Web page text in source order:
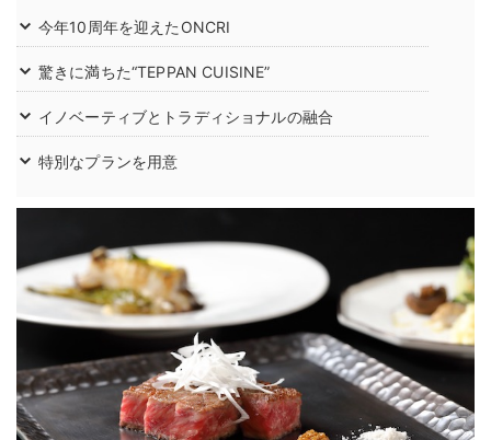
今年10周年を迎えたONCRI
驚きに満ちた“TEPPAN CUISINE”
イノベーティブとトラディショナルの融合
特別なプランを用意